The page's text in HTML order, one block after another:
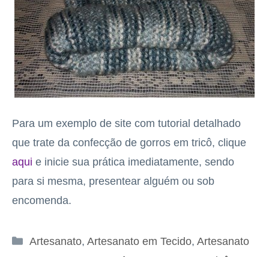
Para um exemplo de site com tutorial detalhado
que trate da confecção de gorros em tricô, clique
aqui e inicie sua prática imediatamente, sendo
para si mesma, presentear alguém ou sob
encomenda.
Categorias
Artesanato, Artesanato em Tecido, Artesanato